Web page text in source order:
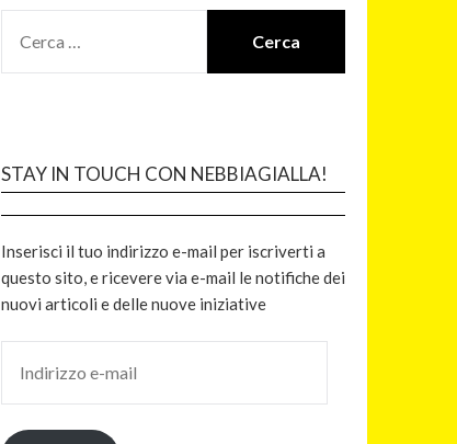
STAY IN TOUCH CON NEBBIAGIALLA!
Inserisci il tuo indirizzo e-mail per iscriverti a
questo sito, e ricevere via e-mail le notifiche dei
nuovi articoli e delle nuove iniziative